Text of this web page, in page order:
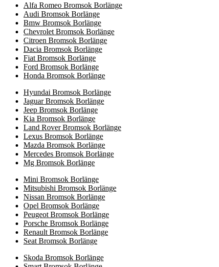
Alfa Romeo Bromsok Borlänge
Audi Bromsok Borlänge
Bmw Bromsok Borlänge
Chevrolet Bromsok Borlänge
Citroen Bromsok Borlänge
Dacia Bromsok Borlänge
Fiat Bromsok Borlänge
Ford Bromsok Borlänge
Honda Bromsok Borlänge
Hyundai Bromsok Borlänge
Jaguar Bromsok Borlänge
Jeep Bromsok Borlänge
Kia Bromsok Borlänge
Land Rover Bromsok Borlänge
Lexus Bromsok Borlänge
Mazda Bromsok Borlänge
Mercedes Bromsok Borlänge
Mg Bromsok Borlänge
Mini Bromsok Borlänge
Mitsubishi Bromsok Borlänge
Nissan Bromsok Borlänge
Opel Bromsok Borlänge
Peugeot Bromsok Borlänge
Porsche Bromsok Borlänge
Renault Bromsok Borlänge
Seat Bromsok Borlänge
Skoda Bromsok Borlänge